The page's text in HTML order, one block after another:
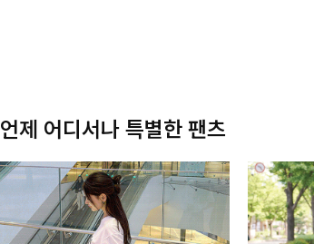
언제 어디서나 특별한 팬츠